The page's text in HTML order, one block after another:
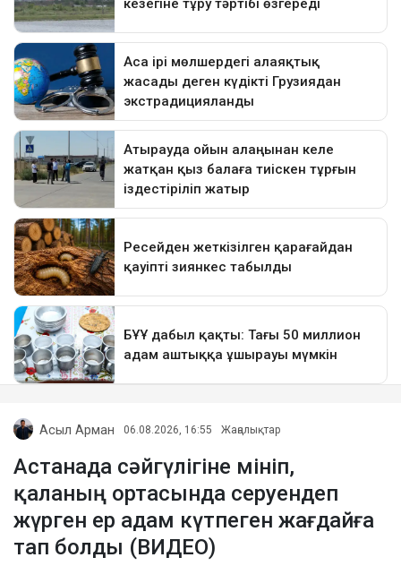
Асыл Арман 06.08.2026, 16:55 Жаңалықтар
Астанада сәйгүлігіне мініп,
қаланың ортасында серуендеп
жүрген ер адам күтпеген жағдайға
тап болды (ВИДЕО)